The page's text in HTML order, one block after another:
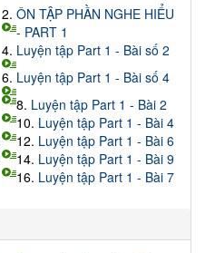
2. ÔN TẬP PHẦN NGHE HIỂU
- PART 1
4. Luyện tập Part 1 - Bài số 2
6. Luyện tập Part 1 - Bài số 4
8. Luyện tập Part 1 - Bài 2
10. Luyện tập Part 1 - Bài 4
12. Luyện tập Part 1 - Bài 6
14. Luyện tập Part 1 - Bài 9
16. Luyện tập Part 1 - Bài 7